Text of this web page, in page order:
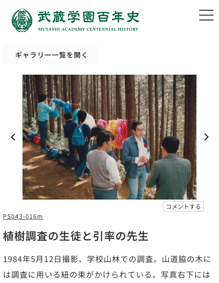
ギャラリー一覧を開く
コメントする
PS043-016m
植樹調査の生徒と引率の先生
1984年5月12日撮影、学校山林での調査。山道脇の木に
は調査に用いる紐の束がかけられている。写真右下には